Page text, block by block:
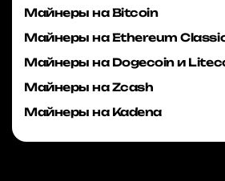
Майнеры на Bitcoin
Майнеры на Ethereum
Майнеры на Dogecoin и
Майнеры на Zcash
Майнеры на Kadena